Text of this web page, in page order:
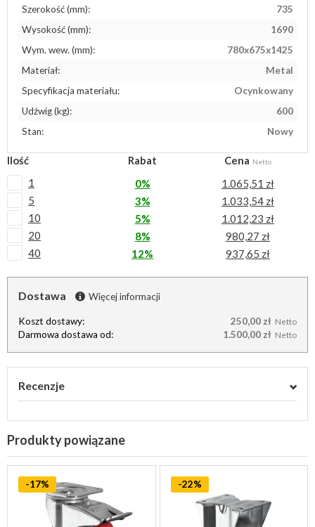
Szerokość (mm):
735
Wysokość (mm):
1690
Wym. wew. (mm):
780x675x1425
Materiał:
Metal
Specyfikacja materiału:
Ocynkowany
Udźwig (kg):
600
Stan:
Nowy
Ilość Rabat Cena Netto
1 0%
1.065,51 zł
5
3%
1.033,54 zł
10
5%
1.012,23 zł
20
8%
980,27 zł
40
12% 937,65 zł
Dostawa Więcej informacji
Koszt dostawy: 250,00 zł Netto
Darmowa dostawa od: 1.500,00 zł Netto
Recenzje
Produkty powiązane
-17% -22%